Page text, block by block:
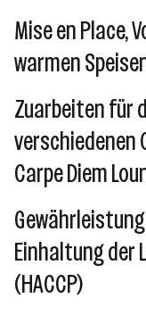
Mise en Place,
warmen
Zuarbeiten für
verschiedenen
Carpe Diem
Einhaltung der
(HACCP)